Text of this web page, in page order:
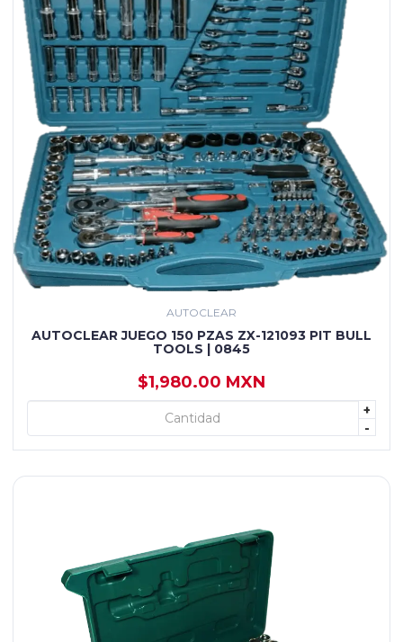
AUTOCLEAR
AUTOCLEAR JUEGO 150 PZAS ZX-121093 PIT BULL
TOOLS | 0845
$1,980.00 MXN
+
-
+ AGREGAR